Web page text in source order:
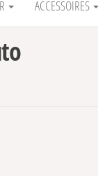
ACCESSOIRES
350,00€